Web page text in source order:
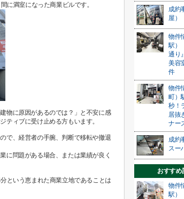
に満室になった商業ビルです。
物に原因があるのでは？」と不安に感
ティブに受け止める方もいます。
で、経営者の手腕、判断で移転や撤退
に問題がある場合、または業績が良く
という恵まれた商業立地であることは
成約
屋）
物件
駅）
通り
美容
件
物件
町）
秒！
居抜
ナー
成約
スー
おすすめ
物件
駅）